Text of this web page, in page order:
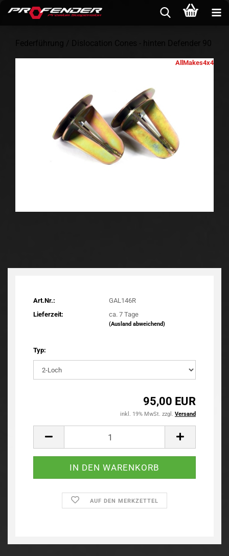
Federführung / Dislocation Cones - hinten Defender 90
AllMakes4x4
Art.Nr.:
GAL146R
Lieferzeit:
ca. 7 Tage
(Ausland abweichend)
Typ:
95,00 EUR
inkl. 19% MwSt. zzgl. Versand
AUF DEN MERKZETTEL